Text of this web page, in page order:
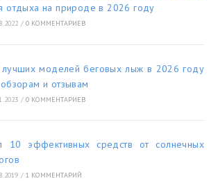
отдыха на природе в 2026 году
/ 0 КОММЕНТАРИЕВ
моделей беговых лыж в 2026 году
и отзывам
/ 0 КОММЕНТАРИЕВ
10 эффективных средств от солнечных
/ 1 КОММЕНТАРИЙ